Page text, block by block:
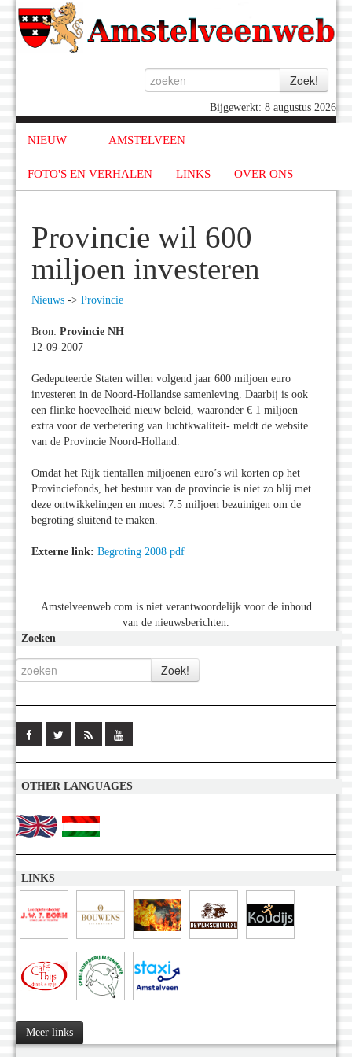
Bijgewerkt: 8 augustus 2026
NIEUW AMSTELVEEN
FOTO'S EN VERHALEN LINKS OVER ONS
Provincie wil 600
miljoen investeren
Nieuws -> Provincie
Bron: Provincie NH
12-09-2007
Gedeputeerde Staten willen volgend jaar 600 miljoen euro
investeren in de Noord-Hollandse samenleving. Daarbij is ook
een flinke hoeveelheid nieuw beleid, waaronder € 1 miljoen
extra voor de verbetering van luchtkwaliteit- meldt de website
van de Provincie Noord-Holland.
Omdat het Rijk tientallen miljoenen euro’s wil korten op het
Provinciefonds, het bestuur van de provincie is niet zo blij met
deze ontwikkelingen en moest 7.5 miljoen bezuinigen om de
begroting sluitend te maken.
Externe link: Begroting 2008 pdf
Amstelveenweb.com is niet verantwoordelijk voor de inhoud
van de nieuwsberichten.
Zoeken
OTHER LANGUAGES
LINKS
Meer links